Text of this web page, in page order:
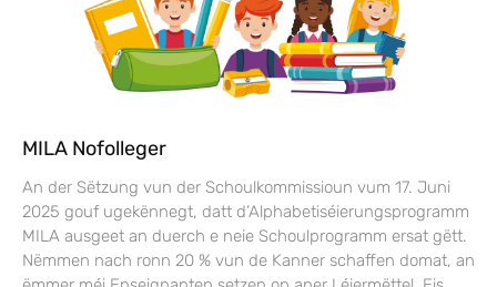
MILA Nofolleger
An der Sëtzung vun der Schoulkommissioun vum 17. Juni
2025 gouf ugekënnegt, datt d’Alphabetiséierungsprogramm
MILA ausgeet an duerch e neie Schoulprogramm ersat gëtt.
Nëmmen nach ronn 20 % vun de Kanner schaffen domat, an